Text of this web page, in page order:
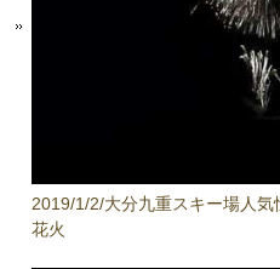
2019/1/2/大分九重スキー場人
花火